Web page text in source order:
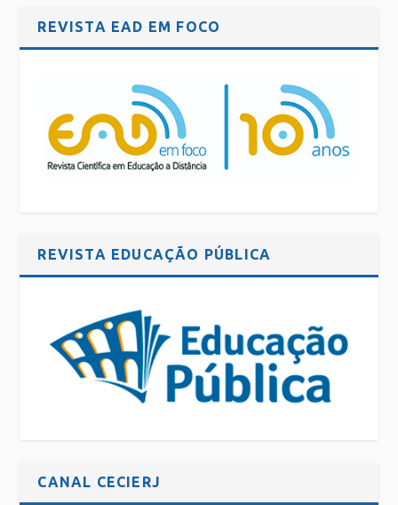
REVISTA EAD EM FOCO
REVISTA EDUCAÇÃO PÚBLICA
CANAL CECIERJ